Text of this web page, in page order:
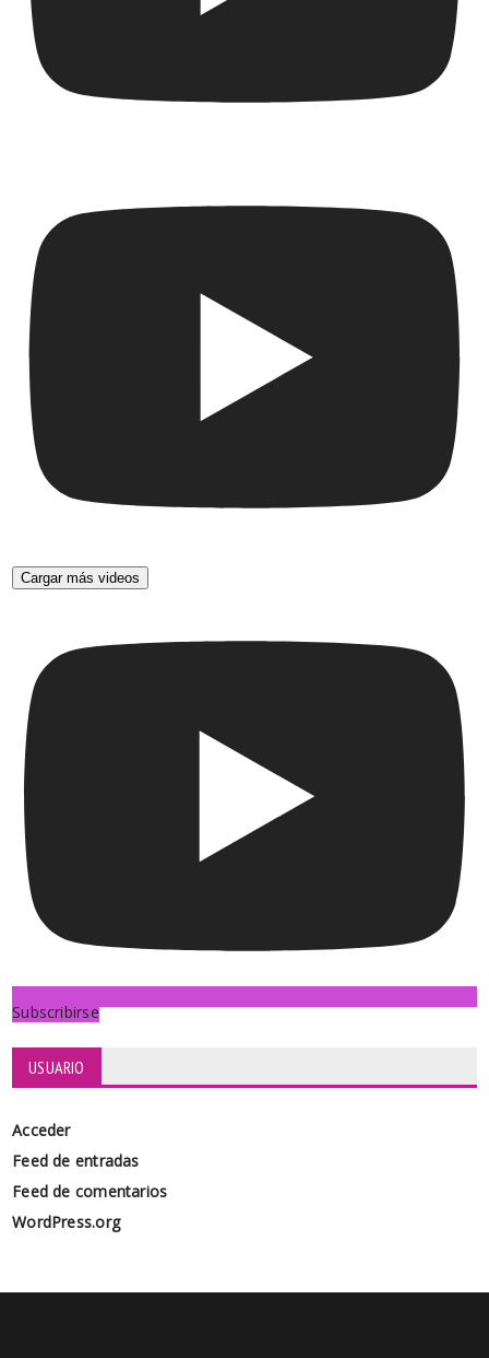
Cargar más videos
Subscribirse
USUARIO
Acceder
Feed de entradas
Feed de comentarios
WordPress.org